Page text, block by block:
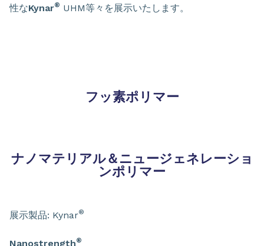
性なKynar® UHM等々を展示いたします。
フッ素ポリマー
ナノマテリアル＆ニュージェネレーショ
ンポリマー
展示製品: Kynar®
Nanostrength®